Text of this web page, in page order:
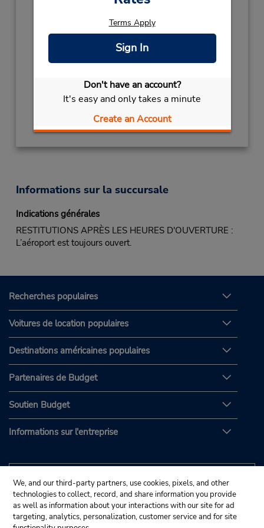
Terms Apply
Sign In
Don't have an account?
It's easy and only takes a minute
Create an Account
Sun - Sat open 24 hrs
Si vous arrivez, le comptoir de location se
trouve dans le terminal à une courte distance
Obtenir un itinéraire
Informations sur la succursale
Indications générales
RESTITUTIONS APRÈS LES HEURES D'OUVERTURE :
L’aéroport est toujours ouvert.
Recherches populaires
Voitures de location populaires
Destinations américaines populaires
Partenaires de Budget
Soutien Budget
Informations sur l'entreprise
We, and our third-party partners, use cookies, pixels, and other
technologies to collect, record, and share information you provide
as well as information about your interactions with our site for ad
targeting, analytics, personalization, customer service and for site